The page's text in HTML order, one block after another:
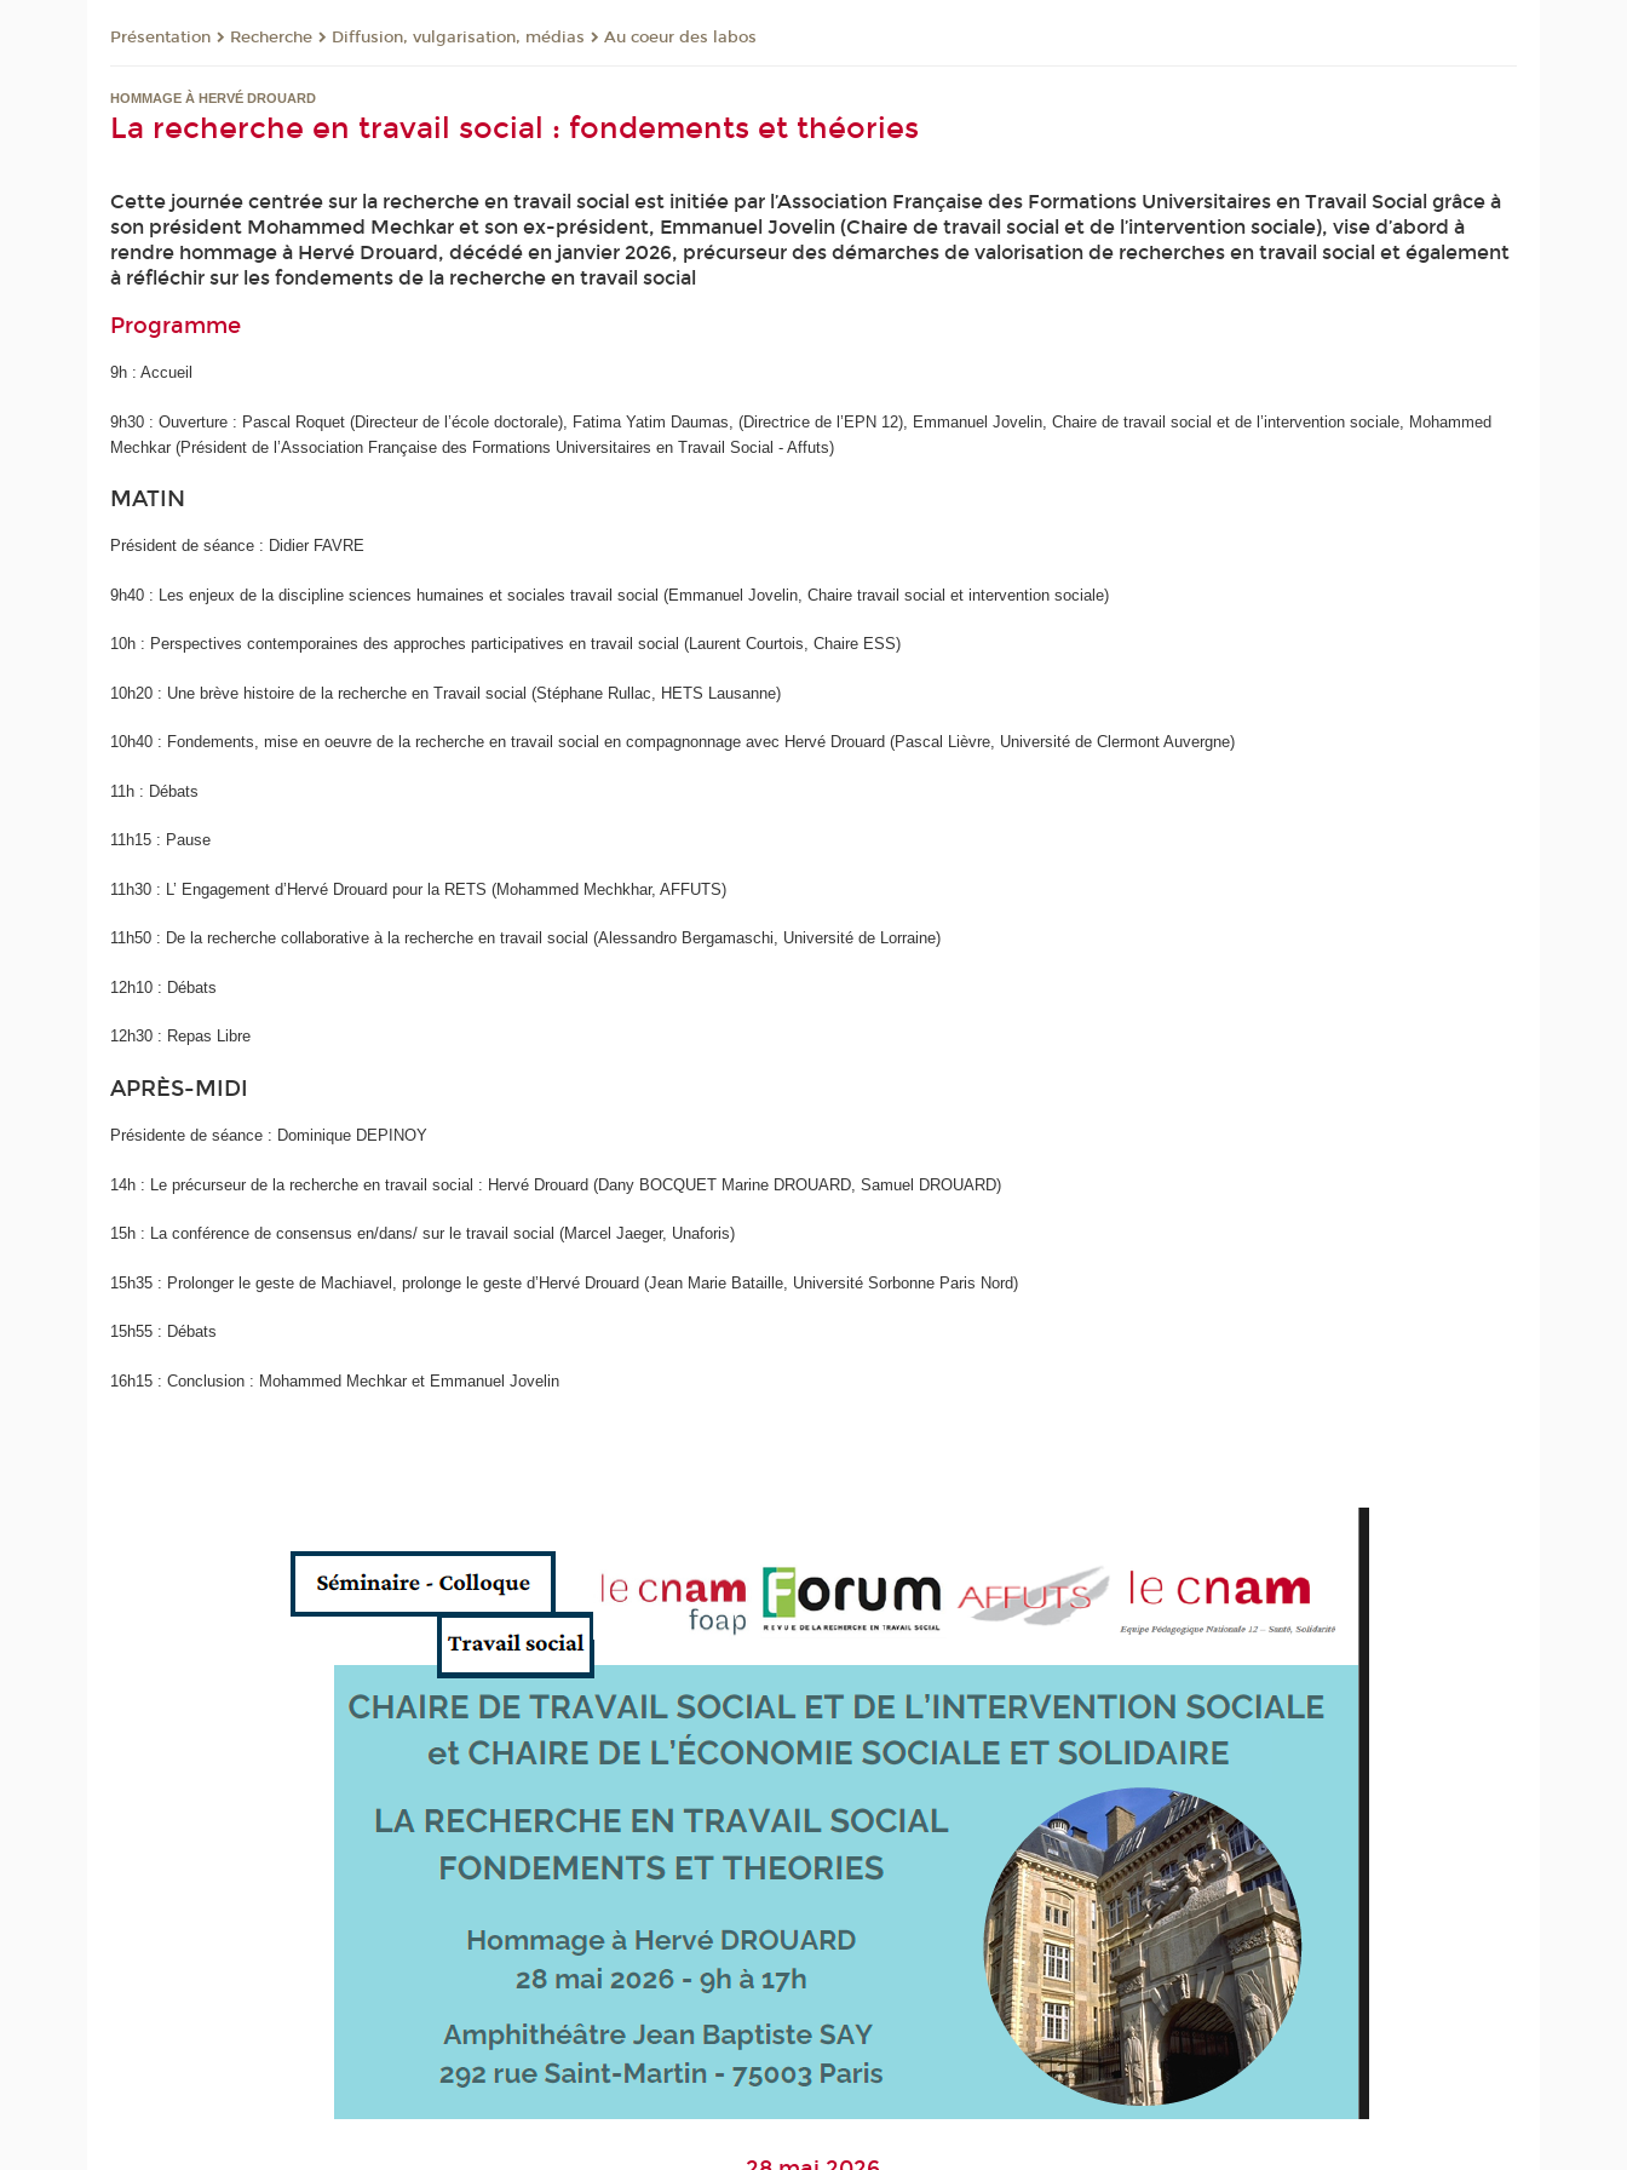
Présentation Recherche Diffusion, vulgarisation, médias Au coeur des labos
HOMMAGE À HERVÉ DROUARD
La recherche en travail social : fondements et théories
Cette journée centrée sur la recherche en travail social est initiée par l’Association Française des Formations Universitaires en Travail Social grâce à
son président Mohammed Mechkar et son ex-président, Emmanuel Jovelin (Chaire de travail social et de l’intervention sociale), vise d’abord à
rendre hommage à Hervé Drouard, décédé en janvier 2026, précurseur des démarches de valorisation de recherches en travail social et également
à réfléchir sur les fondements de la recherche en travail social
Programme
9h : Accueil
9h30 : Ouverture : Pascal Roquet (Directeur de l’école doctorale), Fatima Yatim Daumas, (Directrice de l’EPN 12), Emmanuel Jovelin, Chaire de travail social et de l’intervention sociale, Mohammed
Mechkar (Président de l’Association Française des Formations Universitaires en Travail Social - Affuts)
MATIN
Président de séance : Didier FAVRE
9h40 : Les enjeux de la discipline sciences humaines et sociales travail social (Emmanuel Jovelin, Chaire travail social et intervention sociale)
10h : Perspectives contemporaines des approches participatives en travail social (Laurent Courtois, Chaire ESS)
10h20 : Une brève histoire de la recherche en Travail social (Stéphane Rullac, HETS Lausanne)
10h40 : Fondements, mise en oeuvre de la recherche en travail social en compagnonnage avec Hervé Drouard (Pascal Lièvre, Université de Clermont Auvergne)
11h : Débats
11h15 : Pause
11h30 : L’ Engagement d’Hervé Drouard pour la RETS (Mohammed Mechkhar, AFFUTS)
11h50 : De la recherche collaborative à la recherche en travail social (Alessandro Bergamaschi, Université de Lorraine)
12h10 : Débats
12h30 : Repas Libre
APRÈS-MIDI
Présidente de séance : Dominique DEPINOY
14h : Le précurseur de la recherche en travail social : Hervé Drouard (Dany BOCQUET Marine DROUARD, Samuel DROUARD)
15h : La conférence de consensus en/dans/ sur le travail social (Marcel Jaeger, Unaforis)
15h35 : Prolonger le geste de Machiavel, prolonge le geste d’Hervé Drouard (Jean Marie Bataille, Université Sorbonne Paris Nord)
15h55 : Débats
16h15 : Conclusion : Mohammed Mechkar et Emmanuel Jovelin